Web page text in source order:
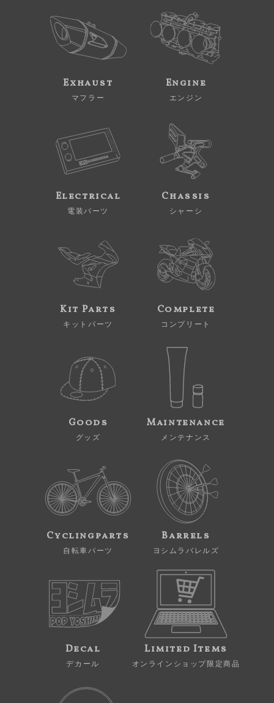
Exhaust
マフラー
Engine
エンジン
Electrical
電装パーツ
Chassis
シャーシ
Kit Parts
キットパーツ
Complete
コンプリート
Goods
グッズ
Maintenance
メンテナンス
Cyclingparts
自転車パーツ
Barrels
ヨシムラバレルズ
Decal
デカール
Limited Items
オンラインショップ限定商品